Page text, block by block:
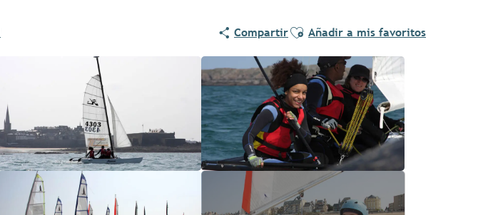
CompartirAjouter aux favoris
Añadir a mis favoritos